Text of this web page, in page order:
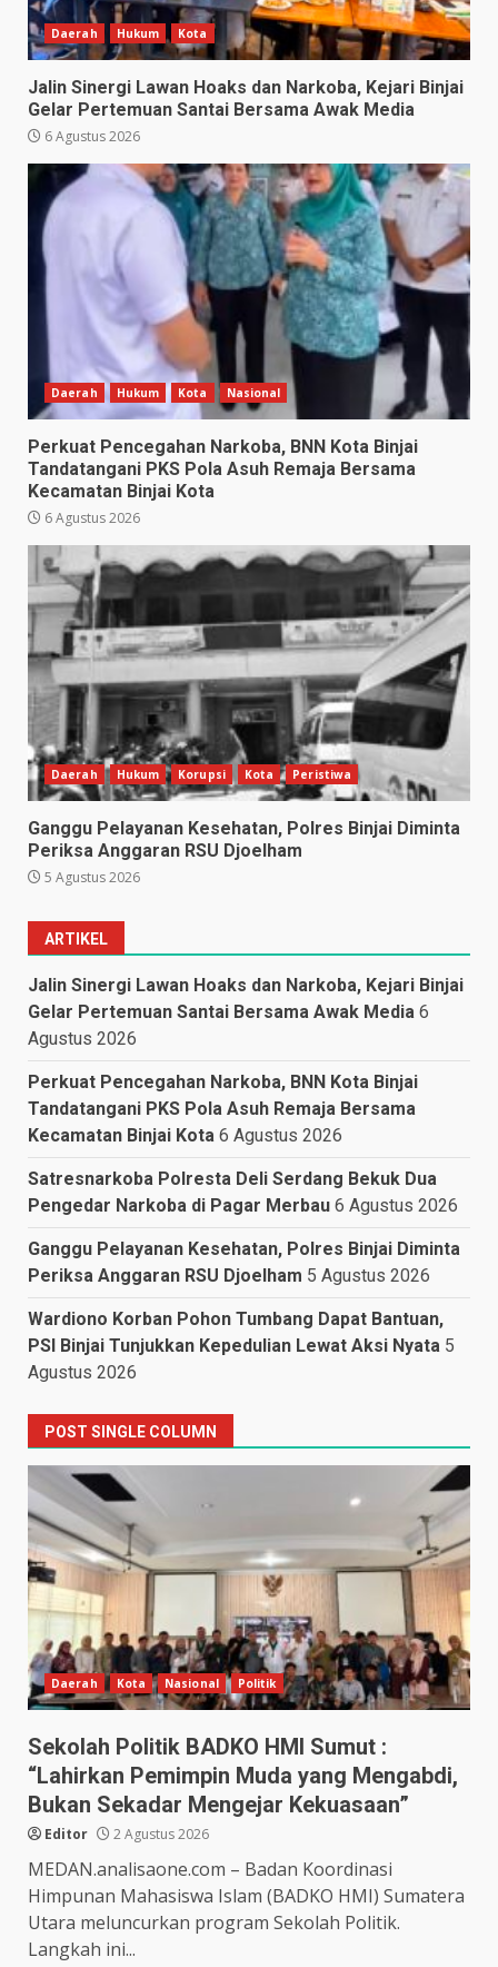
Daerah Hukum Kota
Jalin Sinergi Lawan Hoaks dan Narkoba, Kejari Binjai
Gelar Pertemuan Santai Bersama Awak Media
6 Agustus 2026
Daerah Hukum Kota Nasional
Perkuat Pencegahan Narkoba, BNN Kota Binjai
Tandatangani PKS Pola Asuh Remaja Bersama
Kecamatan Binjai Kota
6 Agustus 2026
Daerah Hukum Korupsi Kota Peristiwa
Ganggu Pelayanan Kesehatan, Polres Binjai Diminta
Periksa Anggaran RSU Djoelham
5 Agustus 2026
ARTIKEL
Jalin Sinergi Lawan Hoaks dan Narkoba, Kejari Binjai
Gelar Pertemuan Santai Bersama Awak Media 6
Agustus 2026
Perkuat Pencegahan Narkoba, BNN Kota Binjai
Tandatangani PKS Pola Asuh Remaja Bersama
Kecamatan Binjai Kota 6 Agustus 2026
Satresnarkoba Polresta Deli Serdang Bekuk Dua
Pengedar Narkoba di Pagar Merbau 6 Agustus 2026
Ganggu Pelayanan Kesehatan, Polres Binjai Diminta
Periksa Anggaran RSU Djoelham 5 Agustus 2026
Wardiono Korban Pohon Tumbang Dapat Bantuan,
PSI Binjai Tunjukkan Kepedulian Lewat Aksi Nyata 5
Agustus 2026
POST SINGLE COLUMN
Daerah Kota Nasional Politik
Sekolah Politik BADKO HMI Sumut :
“Lahirkan Pemimpin Muda yang Mengabdi,
Bukan Sekadar Mengejar Kekuasaan”
Editor 2 Agustus 2026
MEDAN.analisaone.com – Badan Koordinasi
Himpunan Mahasiswa Islam (BADKO HMI) Sumatera
Utara meluncurkan program Sekolah Politik.
Langkah ini...